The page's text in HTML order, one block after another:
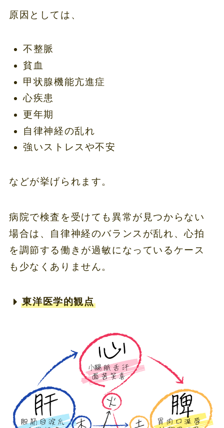
原因としては、
不整脈
貧血
甲状腺機能亢進症
心疾患
更年期
自律神経の乱れ
強いストレスや不安
などが挙げられます。
病院で検査を受けても異常が見つからない
場合は、自律神経のバランスが乱れ、心拍
を調節する働きが過敏になっているケース
も少なくありません。
東洋医学的観点